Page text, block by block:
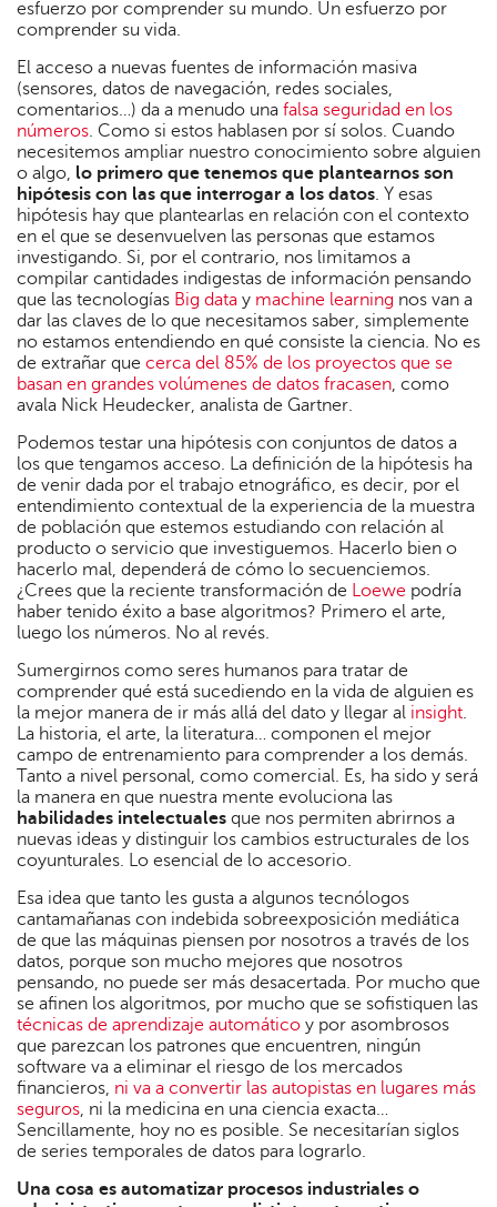
esfuerzo por comprender su mundo. Un esfuerzo por
comprender su vida.
El acceso a nuevas fuentes de información masiva
(sensores, datos de navegación, redes sociales,
comentarios…) da a menudo una falsa seguridad en los
números. Como si estos hablasen por sí solos. Cuando
necesitemos ampliar nuestro conocimiento sobre alguien
o algo, lo primero que tenemos que plantearnos son
hipótesis con las que interrogar a los datos. Y esas
hipótesis hay que plantearlas en relación con el contexto
en el que se desenvuelven las personas que estamos
investigando. Si, por el contrario, nos limitamos a
compilar cantidades indigestas de información pensando
que las tecnologías Big data y machine learning nos van a
dar las claves de lo que necesitamos saber, simplemente
no estamos entendiendo en qué consiste la ciencia. No es
de extrañar que cerca del 85% de los proyectos que se
basan en grandes volúmenes de datos fracasen, como
avala Nick Heudecker, analista de Gartner.
Podemos testar una hipótesis con conjuntos de datos a
los que tengamos acceso. La definición de la hipótesis ha
de venir dada por el trabajo etnográfico, es decir, por el
entendimiento contextual de la experiencia de la muestra
de población que estemos estudiando con relación al
producto o servicio que investiguemos. Hacerlo bien o
hacerlo mal, dependerá de cómo lo secuenciemos.
¿Crees que la reciente transformación de Loewe podría
haber tenido éxito a base algoritmos? Primero el arte,
luego los números. No al revés.
Sumergirnos como seres humanos para tratar de
comprender qué está sucediendo en la vida de alguien es
la mejor manera de ir más allá del dato y llegar al insight.
La historia, el arte, la literatura… componen el mejor
campo de entrenamiento para comprender a los demás.
Tanto a nivel personal, como comercial. Es, ha sido y será
la manera en que nuestra mente evoluciona las
habilidades intelectuales que nos permiten abrirnos a
nuevas ideas y distinguir los cambios estructurales de los
coyunturales. Lo esencial de lo accesorio.
Esa idea que tanto les gusta a algunos tecnólogos
cantamañanas con indebida sobreexposición mediática
de que las máquinas piensen por nosotros a través de los
datos, porque son mucho mejores que nosotros
pensando, no puede ser más desacertada. Por mucho que
se afinen los algoritmos, por mucho que se sofistiquen las
técnicas de aprendizaje automático y por asombrosos
que parezcan los patrones que encuentren, ningún
software va a eliminar el riesgo de los mercados
financieros, ni va a convertir las autopistas en lugares más
seguros, ni la medicina en una ciencia exacta…
Sencillamente, hoy no es posible. Se necesitarían siglos
de series temporales de datos para lograrlo.
Una cosa es automatizar procesos industriales o